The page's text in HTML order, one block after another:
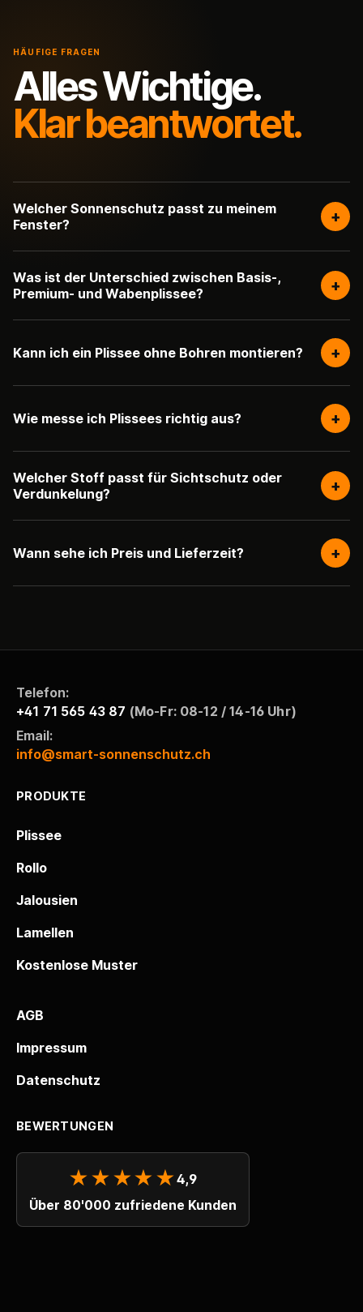
HÄUFIGE FRAGEN
Alles Wichtige.
Klar beantwortet.
Welcher Sonnenschutz passt zu meinem
Fenster?
+
Was ist der Unterschied zwischen Basis-,
Premium- und Wabenplissee?
+
Kann ich ein Plissee ohne Bohren montieren? +
Wie messe ich Plissees richtig aus? +
Welcher Stoff passt für Sichtschutz oder
Verdunkelung?
+
Wann sehe ich Preis und Lieferzeit? +
Telefon:
+41 71 565 43 87 (Mo-Fr: 08-12 / 14-16 Uhr)
Email:
info@smart-sonnenschutz.ch
PRODUKTE
Plissee
Rollo
Jalousien
Lamellen
Kostenlose Muster
AGB
Impressum
Datenschutz
BEWERTUNGEN
★★★★★4,9
Über 80'000 zufriedene Kunden